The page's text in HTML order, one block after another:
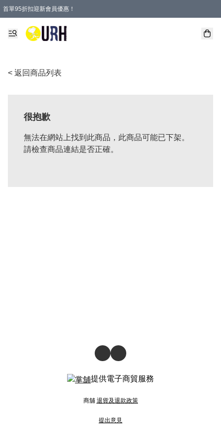
首單95折扣迎新會員優惠！
特選會員可享全單低至 95 折優惠！
單一訂單滿HKD600(澳門HKD800)包郵寄順豐送到家。
< 返回商品列表
很抱歉
無法在網站上找到此商品，此商品可能已下架。
請檢查商品連結是否正確。
提供電子商貿服務
商舖 退貨及退款政策
提出意見